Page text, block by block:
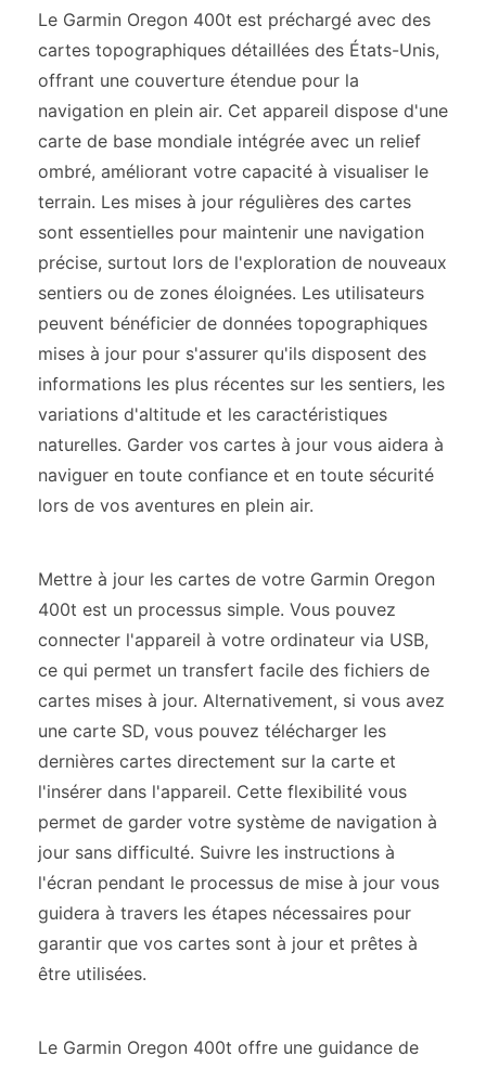
Le Garmin Oregon 400t est préchargé avec des
cartes topographiques détaillées des États-Unis,
offrant une couverture étendue pour la
navigation en plein air. Cet appareil dispose d'une
carte de base mondiale intégrée avec un relief
ombré, améliorant votre capacité à visualiser le
terrain. Les mises à jour régulières des cartes
sont essentielles pour maintenir une navigation
précise, surtout lors de l'exploration de nouveaux
sentiers ou de zones éloignées. Les utilisateurs
peuvent bénéficier de données topographiques
mises à jour pour s'assurer qu'ils disposent des
informations les plus récentes sur les sentiers, les
variations d'altitude et les caractéristiques
naturelles. Garder vos cartes à jour vous aidera à
naviguer en toute confiance et en toute sécurité
lors de vos aventures en plein air.
Mettre à jour les cartes de votre Garmin Oregon
400t est un processus simple. Vous pouvez
connecter l'appareil à votre ordinateur via USB,
ce qui permet un transfert facile des fichiers de
cartes mises à jour. Alternativement, si vous avez
une carte SD, vous pouvez télécharger les
dernières cartes directement sur la carte et
l'insérer dans l'appareil. Cette flexibilité vous
permet de garder votre système de navigation à
jour sans difficulté. Suivre les instructions à
l'écran pendant le processus de mise à jour vous
guidera à travers les étapes nécessaires pour
garantir que vos cartes sont à jour et prêtes à
être utilisées.
Le Garmin Oregon 400t offre une guidance de